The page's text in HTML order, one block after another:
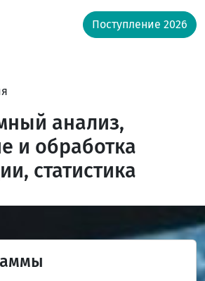
Поступление 2026
анализ,
и обработка
статистика